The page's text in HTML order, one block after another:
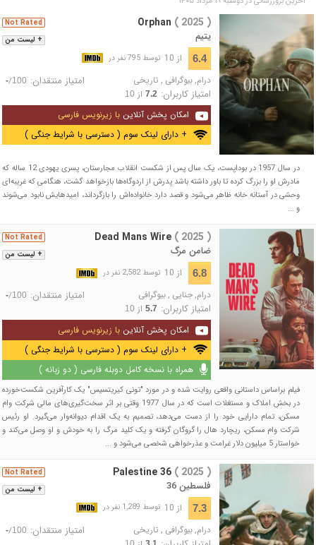
+ لیست من
Not Rated Orphan ( 2025 )
یتیم
6.4 از 10 توسط 795 نفر در
درام,بیوگرافی , تاریخی امتیاز منتقدان: -/100
امتیاز کاربران: 7.2از 10
امکان پخش آنلاین با زیرنویس فارسی
+ دارای لینک سوم ( دسترسی با شرایط جنگی )
در سال 1957 در بوداپست، یک سال پس از شکست انقلاب مجارستان، پسری یهودی 12 ساله که
مادرش او را بزرگ کرده تا باور داشته باشد پدرش از اردوگاه‌ها بازخواهد گشت، هنگامی که غریبه‌ای
وحشی در آستانه خانه ظاهر می‌شود و قصد دارد خانواده‌اش را بازگرداند، امیدهایش نابود می‌شوند
و ...
+ لیست من
Not Rated Dead Mans Wire ( 2025 )
ضامن مرگ
6.8 از 10 توسط 2,582 نفر در
درام,جنایی ,بیوگرافی امتیاز منتقدان: -/100
امتیاز کاربران: 5.7از 10
امکان پخش آنلاین با زیرنویس فارسی
+ دارای لینک سوم ( دسترسی با شرایط جنگی )
همراه با نسخه کامل دوبله فارسی ( دو زبانه )
فیلم براساس داستانی واقعی روایت شده و در مورد "تونی کیریتسیس" یک کارآفرین شکست‌خورده
در بخش املاک و مستغلات است که در سال 1977 وقتی بر اثر سخت‌گیری‌های مالی شرکت وام
مسکن، تمام دارایی خود را از دست می‌دهد، تصمیم به یک اقدام دیوانه‌وار می‌گیرد. او رئیس
شرکت وام مسکن، ریچارد هال را گروگان گرفته و یک کلید مرگ را به خودش و او وصل می‌کند و
خواستار 5 میلیون دلار غرامت و عذرخواهی شخصی می‌شود و ...
+ لیست من
Not Rated Palestine 36 ( 2025 )
فلسطین 36
7.3 از 10 توسط 1,289 نفر در
درام, بیوگرافی , تاریخی امتیاز منتقدان: -/100
3.1
10